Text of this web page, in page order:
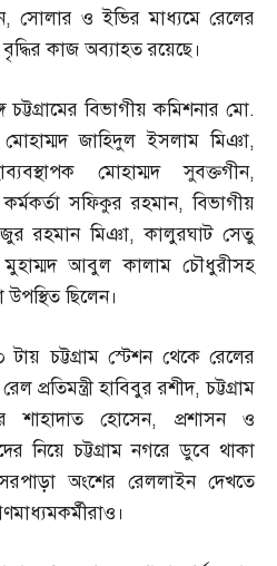
, সোলার ও ইভির মাধ্যমে রেলের
কাজ অব্যাহত রয়েছে।
চট্টগ্রামের বিভাগীয় কমিশনার মো.
জাহিদুল ইসলাম মিঞা,
মোহাম্মদ সুবক্তগীন,
কর্মকর্তা সফিকুর রহমান,বিভাগীয়
রহমান মিঞা,কালুরঘাট সেতু
মুহাম্মদ আবুল কালাম চৌধুরীসহ
ছিলেন।
চট্টগ্রাম স্টেশন থেকে রেলের
প্রতিমন্ত্রী হাবিবুর রশীদ,চট্টগ্রাম
শাহাদাত হোসেন, প্রশাসন ও
নিয়ে চট্টগ্রাম নগরে ডুবে থাকা
অংশের রেললাইন দেখতে